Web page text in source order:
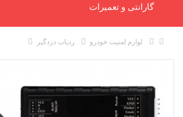
گارانتی و تعمیرات
لوازم امنیت خودرو
ردیاب دزدگیر